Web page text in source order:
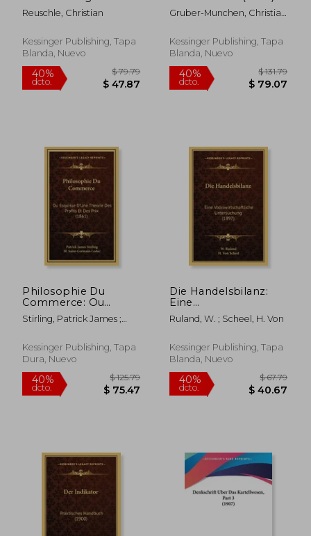
40%
dcto.
Geldzinses: Im
Allgemeinen Und Des
Besonderen (1908)
(en Alemán)
Reuschle, Christian
Kessinger Publishing, Tapa
Blanda, Nuevo
(en Alemán)
Gruber-Munchen, Christian
Barth-Leipzig, H.
Kessinger Publishing, Tapa
Blanda, Nuevo
Philosophie Du
Commerce: Ou
Esquisse D'Une
Theorie Des Profits Et
Francés)
Stirling, Patrick James ;
Kessinger Publishing, Tapa
Dura, Nuevo
Die Handelsbilanz:
Eine
Volkswirtschaftliche
Untersuchung (1897)
Ruland, W. ; Scheel, H. Von
Kessinger Publishing, Tapa
Blanda, Nuevo